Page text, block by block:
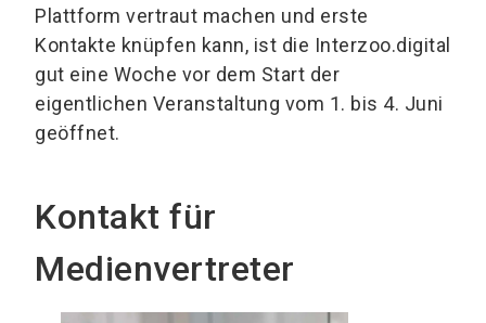
Plattform vertraut machen und erste
Kontakte knüpfen kann, ist die Interzoo.digital
gut eine Woche vor dem Start der
eigentlichen Veranstaltung vom 1. bis 4. Juni
geöffnet.
Kontakt für
Medienvertreter